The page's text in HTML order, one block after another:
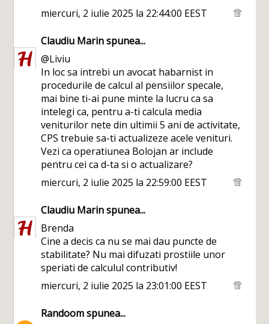
miercuri, 2 iulie 2025 la 22:44:00 EEST
Claudiu Marinspunea...
@Liviu
In loc sa intrebi un avocat habarnist in
procedurile de calcul al pensiilor specale,
mai bine ti-ai pune minte la lucru ca sa
intelegi ca, pentru a-ti calcula media
veniturilor nete din ultimii 5 ani de activitate,
CPS trebuie sa-ti actualizeze acele venituri.
Vezi ca operatiunea Bolojan ar include
pentru cei ca d-ta si o actualizare?
miercuri, 2 iulie 2025 la 22:59:00 EEST
Claudiu Marinspunea...
Brenda
Cine a decis ca nu se mai dau puncte de
stabilitate? Nu mai difuzati prostiile unor
speriati de calculul contributiv!
miercuri, 2 iulie 2025 la 23:01:00 EEST
Randoomspunea...